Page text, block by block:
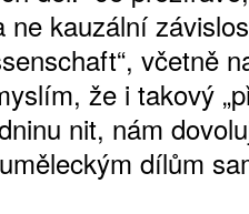
ne kauzální
včetně
že i takový
nit, nám
dílům